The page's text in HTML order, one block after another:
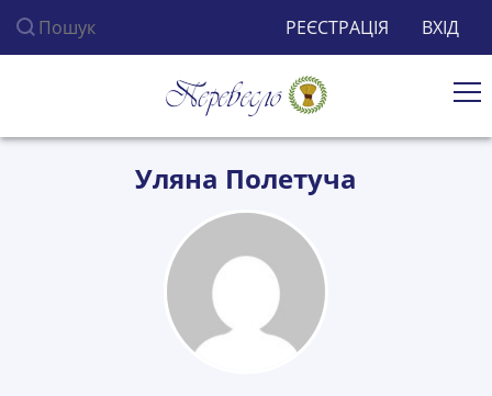
Пошук по сайту РЕЄСТРАЦІЯ ВХІД
Уляна Полетуча